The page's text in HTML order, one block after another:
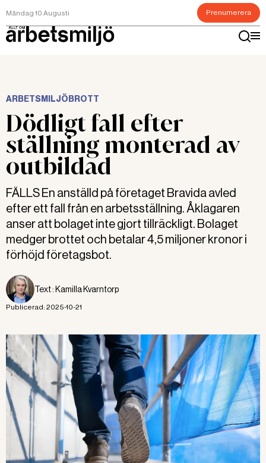
Måndag 10 Augusti Prenumerera
ARBETSMILJÖBROTT
Dödligt fall efter
ställning monterad av
outbildad
FÄLLS En anställd på företaget Bravida avled
efter ett fall från en arbetsställning. Åklagaren
anser att bolaget inte gjort tillräckligt. Bolaget
medger brottet och betalar 4,5 miljoner kronor i
förhöjd företagsbot.
Text : Kamilla Kvarntorp
Publicerad: 2025-10-21